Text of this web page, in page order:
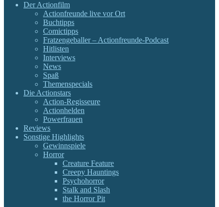
Der Actionfilm
Actionfreunde live vor Ort
Buchtipps
Comictipps
Fratzengeballer – Actionfreunde-Podcast
Hitlisten
Interviews
News
Spaß
Themenspecials
Die Actionstars
Action-Regisseure
Actionhelden
Powerfrauen
Reviews
Sonstige Highlights
Gewinnspiele
Horror
Creature Feature
Creepy Hauntings
Psychohorror
Stalk and Slash
the Horror Pit